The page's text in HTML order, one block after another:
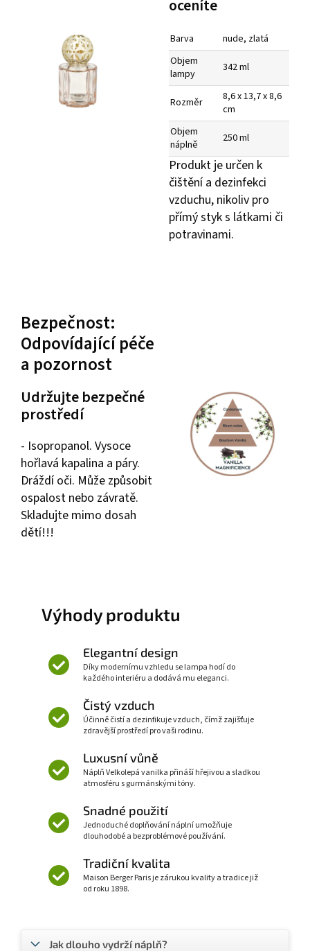
oceníte
Barva
nude, zlatá
Objem
lampy
342 ml
Rozměr
8,6 x 13,7 x 8,6
cm
Objem
náplně
250 ml
Produkt je určen k
čištění a dezinfekci
vzduchu, nikoliv pro
přímý styk s látkami či
potravinami.
Bezpečnost:
Odpovídající péče
a pozornost
Udržujte bezpečné
prostředí
- Isopropanol. Vysoce
hořlavá kapalina a páry.
Dráždí oči. Může způsobit
ospalost nebo závratě.
Skladujte mimo dosah
dětí!!!
Výhody produktu
Elegantní design
Díky modernímu vzhledu se lampa hodí do
každého interiéru a dodává mu eleganci.
Čistý vzduch
Účinně čistí a dezinfikuje vzduch, čímž zajišťuje
zdravější prostředí pro vaši rodinu.
Luxusní vůně
Náplň Velkolepá vanilka přináší hřejivou a sladkou
atmosféru s gurmánskými tóny.
Snadné použití
Jednoduché doplňování náplní umožňuje
dlouhodobé a bezproblémové používání.
Tradiční kvalita
Maison Berger Paris je zárukou kvality a tradice již
od roku 1898.
Jak dlouho vydrží náplň?